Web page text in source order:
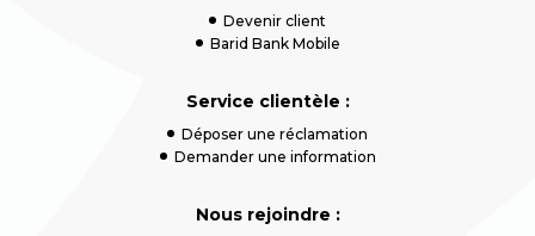
Devenir client
Barid Bank Mobile
Service clientèle :
Déposer une réclamation
Demander une information
Nous rejoindre :